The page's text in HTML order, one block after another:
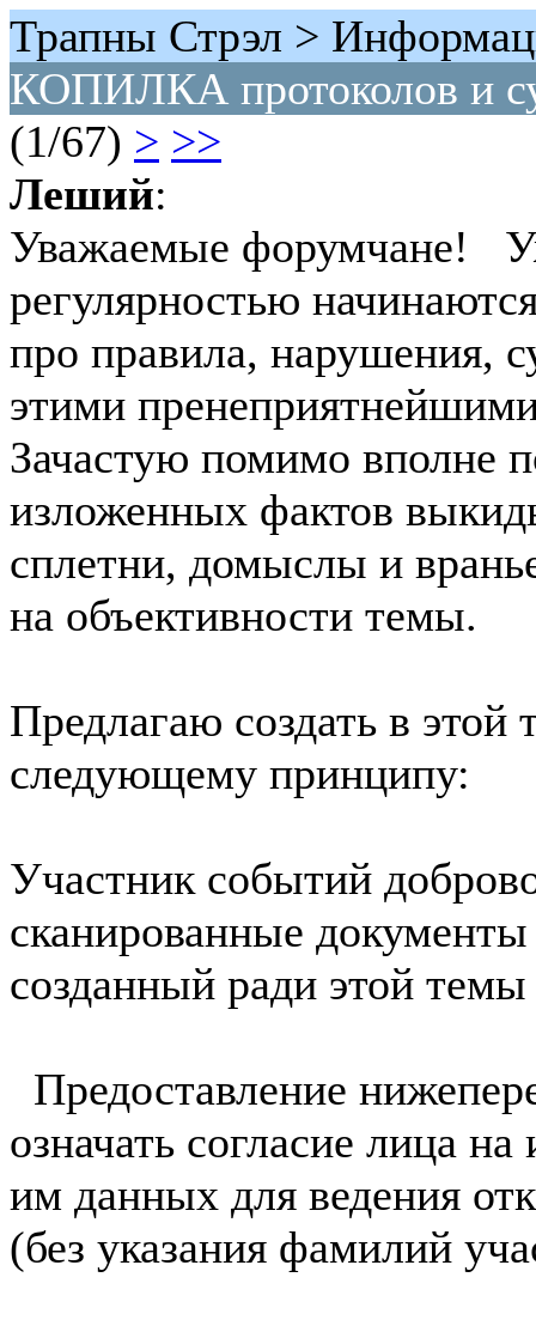
Трапны Стрэл >
КОПИЛКА протоколов и
(1/67) > >>
Леший:
Уважаемые форумчане!
регулярностью
про правила, нарушения,
этими
Зачастую помимо вполне
изложенных фактов
сплетни, домыслы и
на объективности темы.
Предлагаю создать в
следующему принципу:
Участник событий
сканированные
созданный ради этой
Предоставление
означать согласие лица
им данных для ведения
(без указания фамилий